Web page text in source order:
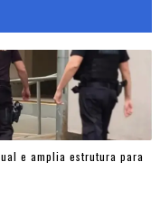
e amplia estrutura para